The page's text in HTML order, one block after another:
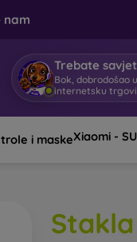
nam
Trebate
Bok, dobrodošao
internetsku
i maskeXiaomi -